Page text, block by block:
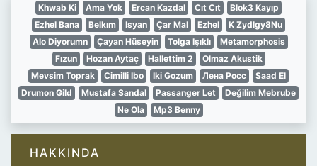
Khwab Ki Ama Yok Ercan Kazdal Cıt Cıt
Blok3 Kayıp
Ezhel Bana
Belkım Isyan Çar Mal Ezhel
K Zydlgy8Nu
Alo Diyorumn
Çayan Hüseyin Tolga Işıklı
Metamorphosis
Fızun
Hozan Aytaç Hallettim 2
Olmaz Akustik
Mevsim Toprak
Cimilli Ibo Iki Gozum Лена Росс
Saad El
Drumon Gild
Mustafa Sandal Passanger Let
Değilim Mebrube
Ne Ola
Mp3 Benny
HAKKINDA